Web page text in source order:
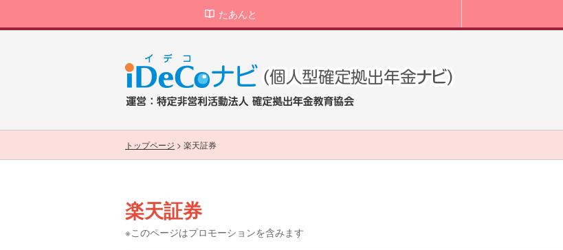
たあんと
トップページ > 楽天証券
楽天証券
※このページはプロモーションを含みます